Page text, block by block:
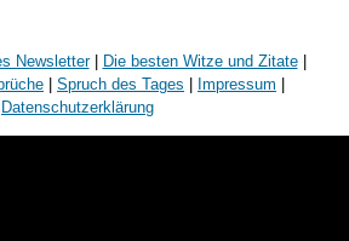
Newsletter| Die besten Witze und Zitate|
Spruch des Tages Impressum
Datenschutzerklärung